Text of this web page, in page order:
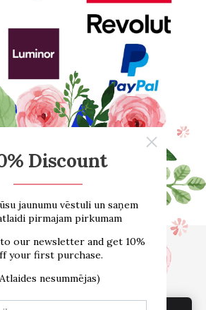
E-VEIKALS
Par mums
Blogs
Izmēru tabula
Piegāde Noteikumi